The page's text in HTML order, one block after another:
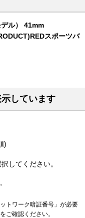
ル） 41mm
スポーツバ
しています
)
してください。
トワーク暗証番号」が必要
をご確認ください。